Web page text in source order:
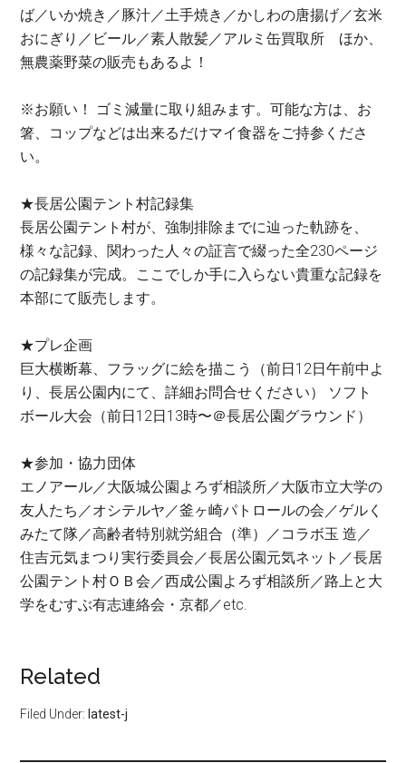
ば／いか焼き／豚汁／土手焼き／かしわの唐揚げ／玄米
おにぎり／ビール／素人散髪／アルミ缶買取所 ほか、
無農薬野菜の販売もあるよ！
※お願い！ ゴミ減量に取り組みます。可能な方は、お
箸、コップなどは出来るだけマイ食器をご持参くださ
い。
★長居公園テント村記録集
長居公園テント村が、強制排除までに辿った軌跡を、
様々な記録、関わった人々の証言で綴った全230ページ
の記録集が完成。ここでしか手に入らない貴重な記録を
本部にて販売します。
★プレ企画
巨大横断幕、フラッグに絵を描こう（前日12日午前中よ
り、長居公園内にて、詳細お問合せください） ソフト
ボール大会（前日12日13時〜＠長居公園グラウンド）
★参加・協力団体
エノアール／大阪城公園よろず相談所／大阪市立大学の
友人たち／オシテルヤ／釜ヶ崎パトロールの会／ゲルく
みたて隊／高齢者特別就労組合（準）／コラボ玉 造／
住吉元気まつり実行委員会／長居公園元気ネット／長居
公園テント村ＯＢ会／西成公園よろず相談所／路上と大
学をむすぶ有志連絡会・京都／etc.
Related
Filed Under: latest-j